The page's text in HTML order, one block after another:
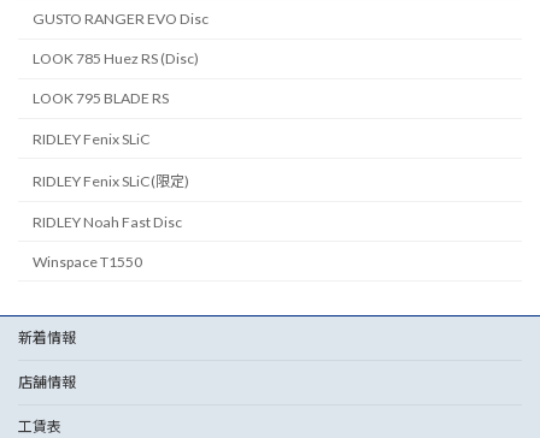
GUSTO RANGER EVO Disc
LOOK 785 Huez RS (Disc)
LOOK 795 BLADE RS
RIDLEY Fenix SLiC
RIDLEY Fenix SLiC(限定)
RIDLEY Noah Fast Disc
Winspace T1550
新着情報
店舗情報
工賃表